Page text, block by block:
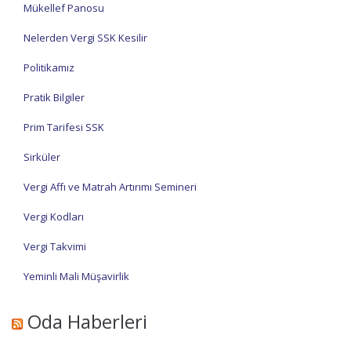
Mükellef Panosu
Nelerden Vergi SSK Kesilir
Politikamız
Pratik Bilgiler
Prim Tarifesi SSK
Sirküler
Vergi Affı ve Matrah Artırımı Semineri
Vergi Kodları
Vergi Takvimi
Yeminli Mali Müşavirlik
Oda Haberleri